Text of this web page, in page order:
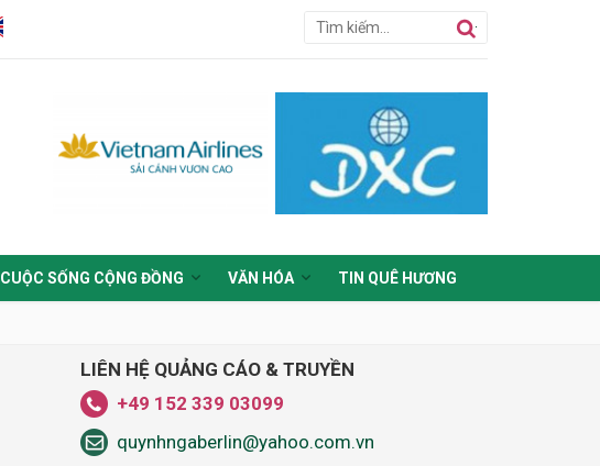
CUỘC SỐNG CỘNG ĐỒNG VĂN HÓA TIN QUÊ HƯƠNG
LIÊN HỆ QUẢNG CÁO & TRUYỀN
+49 152 339 03099
quynhngaberlin@yahoo.com.vn